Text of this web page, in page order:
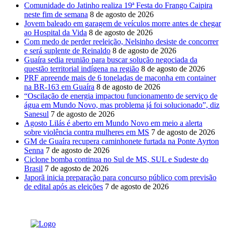
Comunidade do Jatinho realiza 19ª Festa do Frango Caipira
neste fim de semana 8 de agosto de 2026
Jovem baleado em garagem de veículos morre antes de chegar
ao Hospital da Vida 8 de agosto de 2026
Com medo de perder reeleição, Nelsinho desiste de concorrer
e será suplente de Reinaldo 8 de agosto de 2026
Guaíra sedia reunião para buscar solução negociada da
questão territorial indígena na região 8 de agosto de 2026
PRF apreende mais de 6 toneladas de maconha em container
na BR-163 em Guaíra 8 de agosto de 2026
“Oscilação de energia impactou funcionamento de serviço de
água em Mundo Novo, mas problema já foi solucionado”, diz
Sanesul 7 de agosto de 2026
Agosto Lilás é aberto em Mundo Novo em meio a alerta
sobre violência contra mulheres em MS 7 de agosto de 2026
GM de Guaíra recupera caminhonete furtada na Ponte Ayrton
Senna 7 de agosto de 2026
Ciclone bomba continua no Sul de MS, SUL e Sudeste do
Brasil 7 de agosto de 2026
Japorã inicia preparação para concurso público com previsão
de edital após as eleições 7 de agosto de 2026